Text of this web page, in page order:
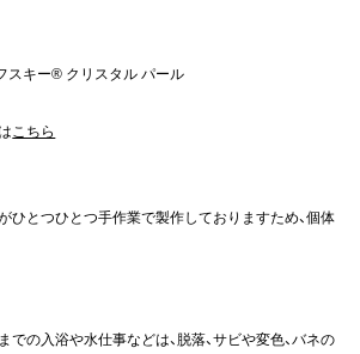
スキー® クリスタル パール
こちら
ひとつひとつ手作業で製作しておりますため、個体
の入浴や水仕事などは、脱落、サビや変色、バネの